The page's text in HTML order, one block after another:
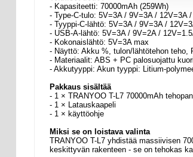
- Kapasiteetti: 70000mAh (259Wh)
- Type-C-tulo: 5V=3A / 9V=3A / 12V=3A
- Tyyppi-C-lähtö: 5V=3A / 9V=3A /
- USB-A-lähtö: 5V=3A / 9V=2A /
- Kokonaislähtö: 5V=3A max
- Näyttö: Akku %, tulon/lähtötehon teho,
- Materiaalit: ABS + PC palosuojattu
- Akkutyyppi: Akun tyyppi: Litium-
Pakkaus sisältää
- 1 × TRANYOO T-L7 70000mAh
- 1 × Latauskaapeli
- 1 × käyttöohje
Miksi se on loistava valinta
TRANYOO T-L7 yhdistää massiivisen
keskittyvän rakenteen - se on tehokas